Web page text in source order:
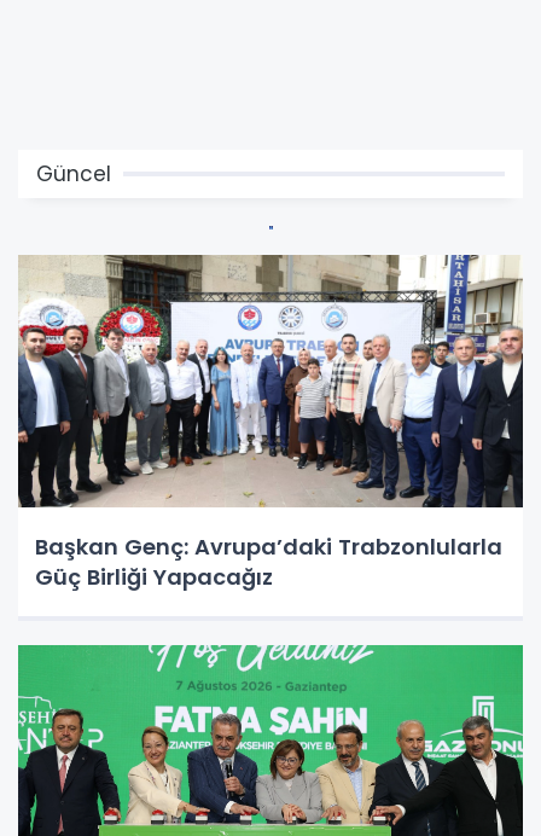
Güncel
Başkan Genç: Avrupa’daki Trabzonlularla
Güç Birliği Yapacağız